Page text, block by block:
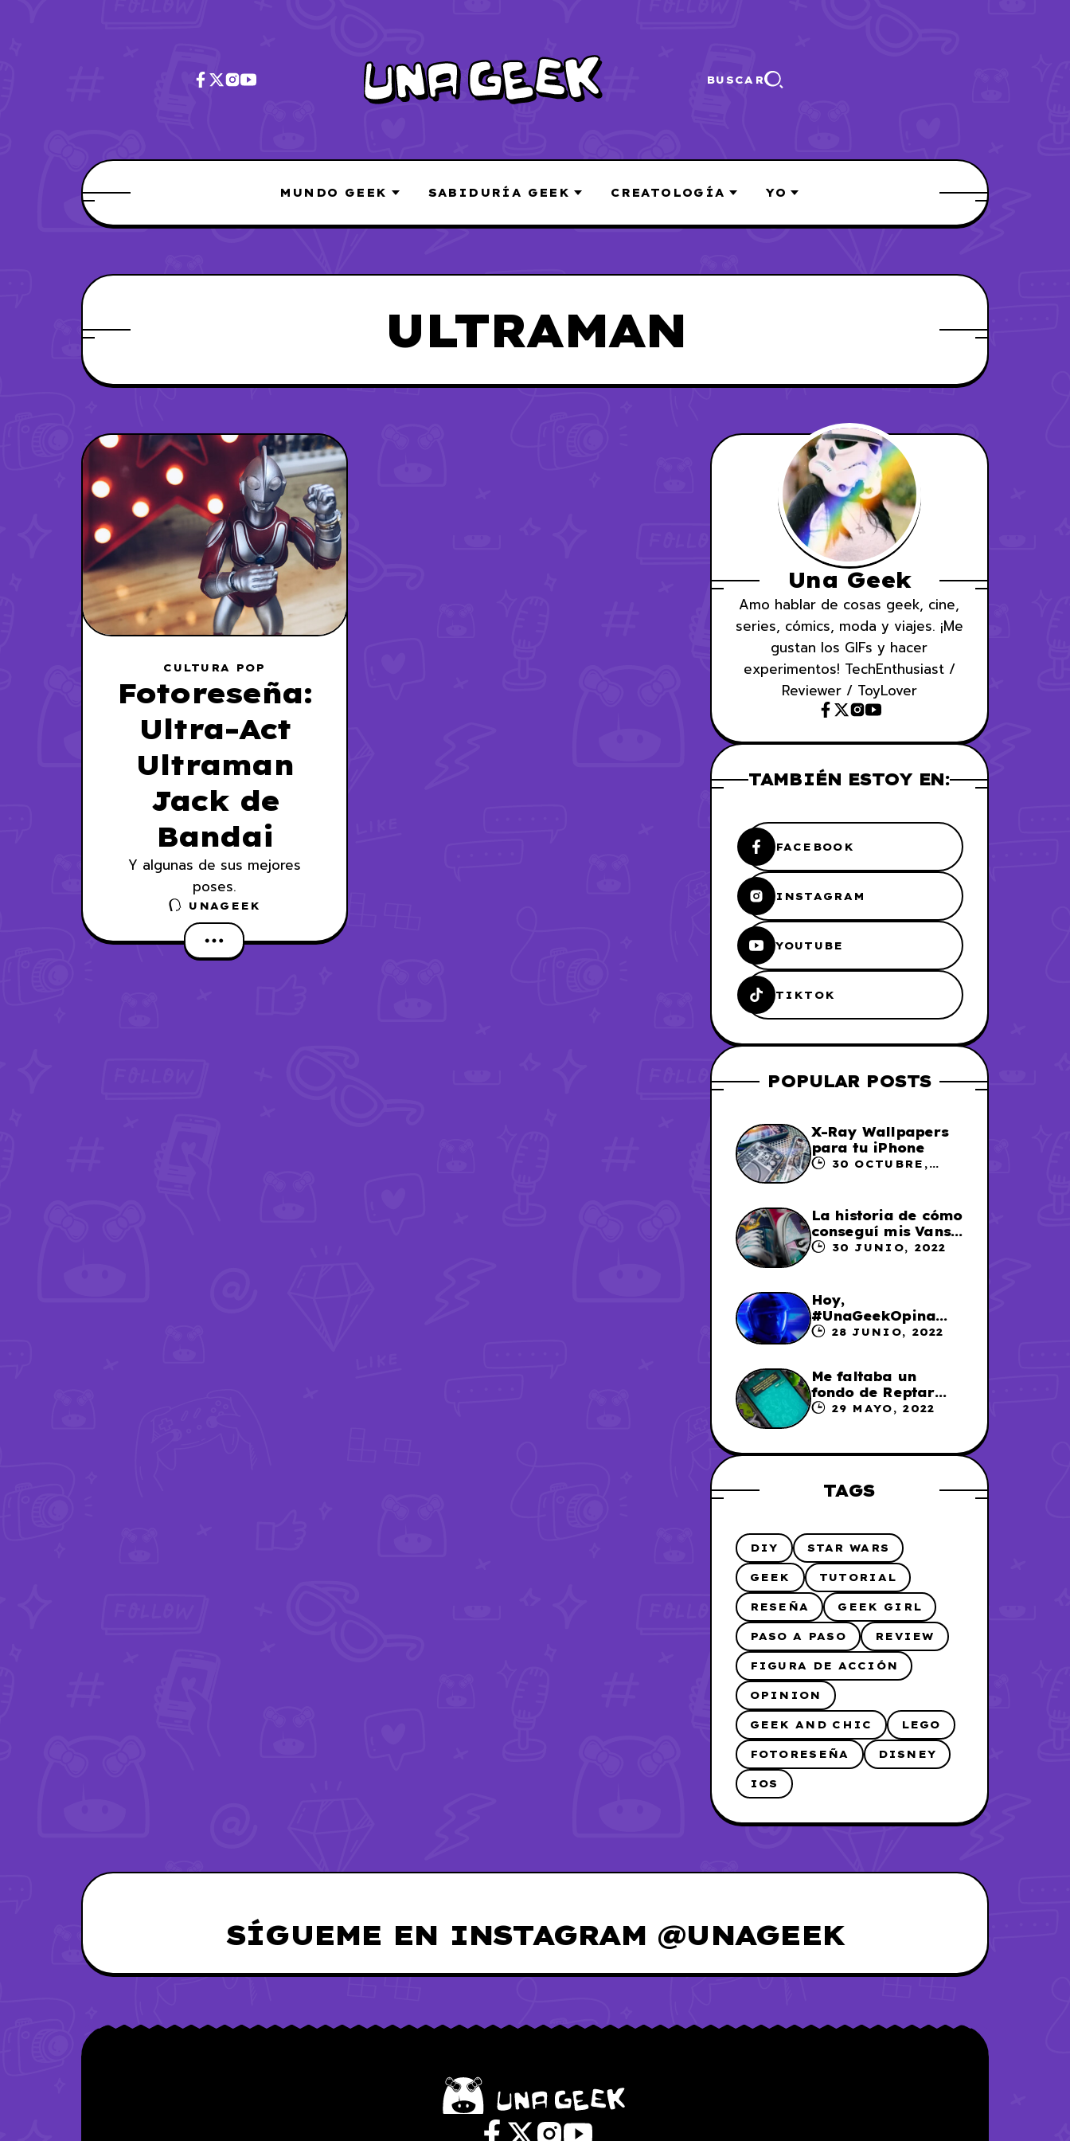
BUSCAR
MUNDO GEEK SABIDURÍA GEEK CREATOLOGÍA YO
ULTRAMAN
CULTURA POP
Fotoreseña:
Ultra-Act
Ultraman
Jack de
Bandai
Y algunas de sus mejores
poses.
UNAGEEK
Una Geek
Amo hablar de cosas geek, cine,
series, cómics, moda y viajes. ¡Me
gustan los GIFs y hacer
experimentos! TechEnthusiast /
Reviewer / ToyLover
TAMBIÉN ESTOY EN:
FACEBOOK
INSTAGRAM
YOUTUBE
TIKTOK
POPULAR POSTS
X-Ray Wallpapers
para tu iPhone
30 OCTUBRE,
La historia de cómo
conseguí mis Vans
X Sailor Moon
30 JUNIO, 2022
Hoy,
#UnaGeekOpina
sobre «Lightyear»
28 JUNIO, 2022
Me faltaba un
fondo de Reptar
para los chats en
29 MAYO, 2022
TAGS
DIY STAR WARS
GEEK TUTORIAL
RESEÑA GEEK GIRL
PASO A PASO REVIEW
FIGURA DE ACCIÓN
OPINION
GEEK AND CHIC LEGO
FOTORESEÑA DISNEY
IOS
SÍGUEME EN INSTAGRAM @UNAGEEK